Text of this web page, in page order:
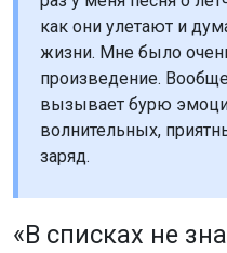
как они улетают и
жизни. Мне было
произведение.
вызывает бурю
волнительных,
заряд.
«В списках не